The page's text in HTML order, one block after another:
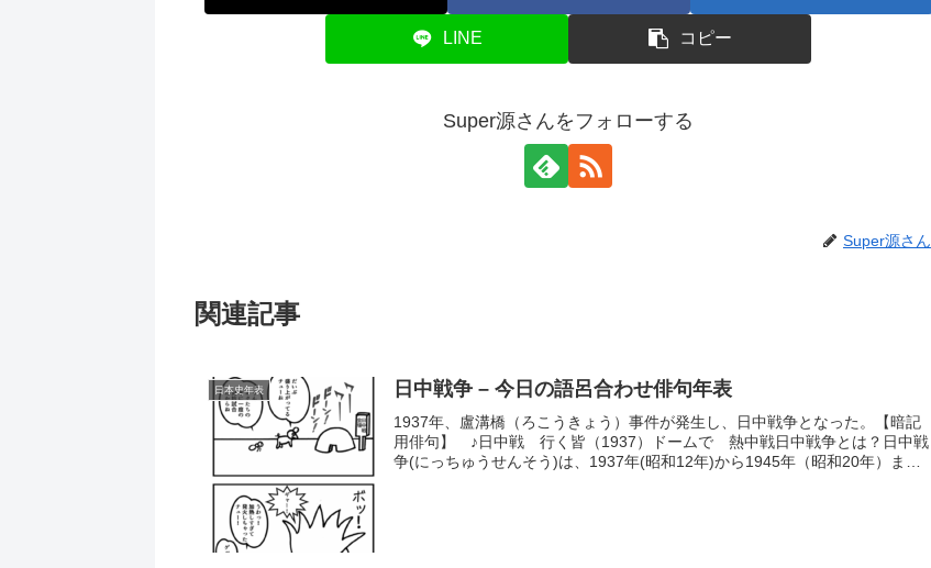
LINE コピー
Super源さんをフォローする
Super源さん
関連記事
日本史年表 日中戦争 – 今日の語呂合わせ俳句年表
1937年、盧溝橋（ろこうきょう）事件が発生し、日中戦争となった。【暗記
用俳句】 ♪日中戦 行く皆（1937）ドームで 熱中戦日中戦争とは？日中戦
争(にっちゅうせんそう)は、1937年(昭和12年)から1945年（昭和20年）ま